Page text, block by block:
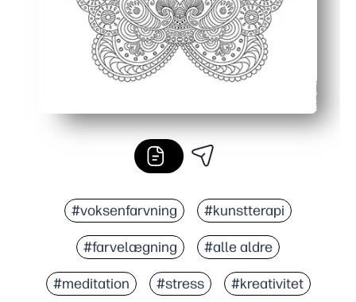
#voksenfarvning #kunstterapi
#farvelægning #alle aldre
#meditation #stress #kreativitet